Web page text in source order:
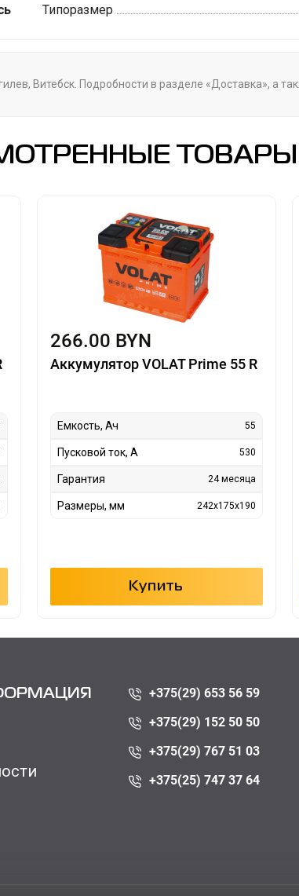
Типоразмер
Витебск. Подробности в разделе «Доставка», а
ТОВАРЫ
266.00 BYN
Аккумулятор VOLAT Prime 55 R
Емкость, Ач 55
Пусковой ток, А 530
Гарантия 24 месяца
Размеры, мм 242x175x190
Купить
+375(29) 653 56 59
+375(29) 152 50 50
+375(29) 767 51 03
+375(25) 747 37 64